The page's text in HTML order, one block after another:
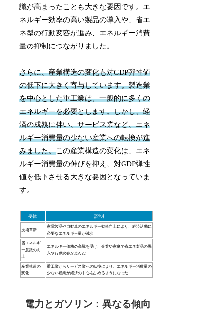
識が高まったことも大きな要因です。エ
ネルギー効率の高い製品の導入や、省エ
ネ型の行動変容が進み、エネルギー消費
量の抑制につながりました。
さらに、産業構造の変化も対GDP弾性値
の低下に大きく寄与しています。製造業
を中心とした重工業は、一般的に多くの
エネルギーを必要とします。しかし、経
済の成熟に伴い、サービス業など、エネ
ルギー消費量の少ない産業への転換が進
みました。この産業構造の変化は、エネ
ルギー消費量の伸びを抑え、対GDP弾性
値を低下させる大きな要因となっていま
す。
要因 説明
技術革新
家電製品や自動車のエネルギー効率向上により、経済活動に
必要なエネルギー量が減少
省エネルギ
ー意識の向
上
エネルギー価格の高騰を受け、企業や家庭で省エネ製品の導
入や行動変容が進んだ
産業構造の
変化
重工業からサービス業への転換により、エネルギー消費量の
少ない産業が経済の中心を占めるようになった
電力とガソリン：異なる傾向